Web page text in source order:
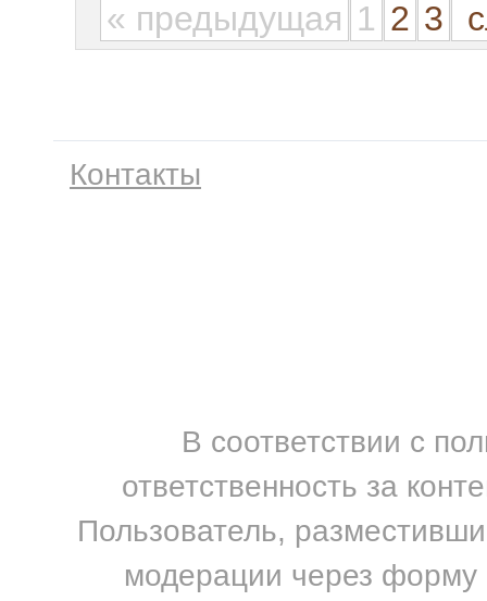
« предыдущая 1 2 3
Контакты
В соответствии с
ответственность за
Пользователь,
модерации через форму